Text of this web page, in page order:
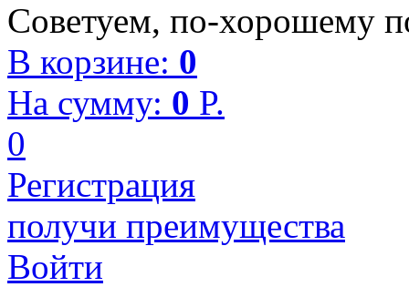
Советуем, по-хорошему
В корзине: 0
На сумму: 0 P.
0
Регистрация
получи преимущества
Войти